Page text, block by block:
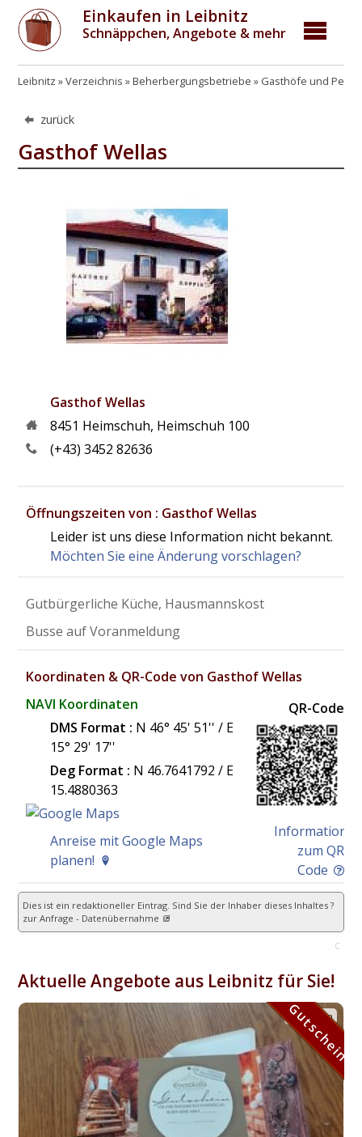
Einkaufen in Leibnitz
Schnäppchen, Angebote & mehr
Leibnitz Verzeichnis Beherbergungsbetriebe Gasthöfe und
zurück
Gasthof Wellas
Gasthof Wellas
8451 Heimschuh, Heimschuh 100
(+43) 3452 82636
Öffnungszeiten von : Gasthof Wellas
Leider ist uns diese Information nicht bekannt.
Möchten Sie eine Änderung vorschlagen?
Gutbürgerliche Küche, Hausmannskost
Busse auf Voranmeldung
Koordinaten & QR-Code von Gasthof Wellas
NAVI Koordinaten
DMS Format : N 46° 45' 51'' / E
15° 29' 17''
Deg Format : N 46.7641792 / E
15.4880363
Anreise mit Google Maps
planen!
QR-Code
Information
zum QR
Code
Dies ist ein redaktioneller Eintrag. Sind Sie der Inhaber dieses Inhaltes ?
zur Anfrage - Datenübernahme
C
Aktuelle Angebote aus Leibnitz für Sie!
Gutschein
Gutschein